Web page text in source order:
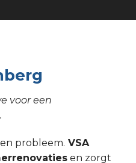
voor een
probleem. VSA
en zorgt